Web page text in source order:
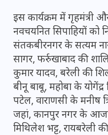
इस कार्यक्रम में गृहमंत्री
नवचयनित सिपाहियों को
संतकबीरनगर के सत्यम
सागर, फर्रुखाबाद की
कुमार यादव, बरेली की
बीनू बाबू, महोबा के
पटेल, वाराणसी के मनीष
जहां, कानपुर नगर के
मिथिलेश भट्ट, रायबरेली